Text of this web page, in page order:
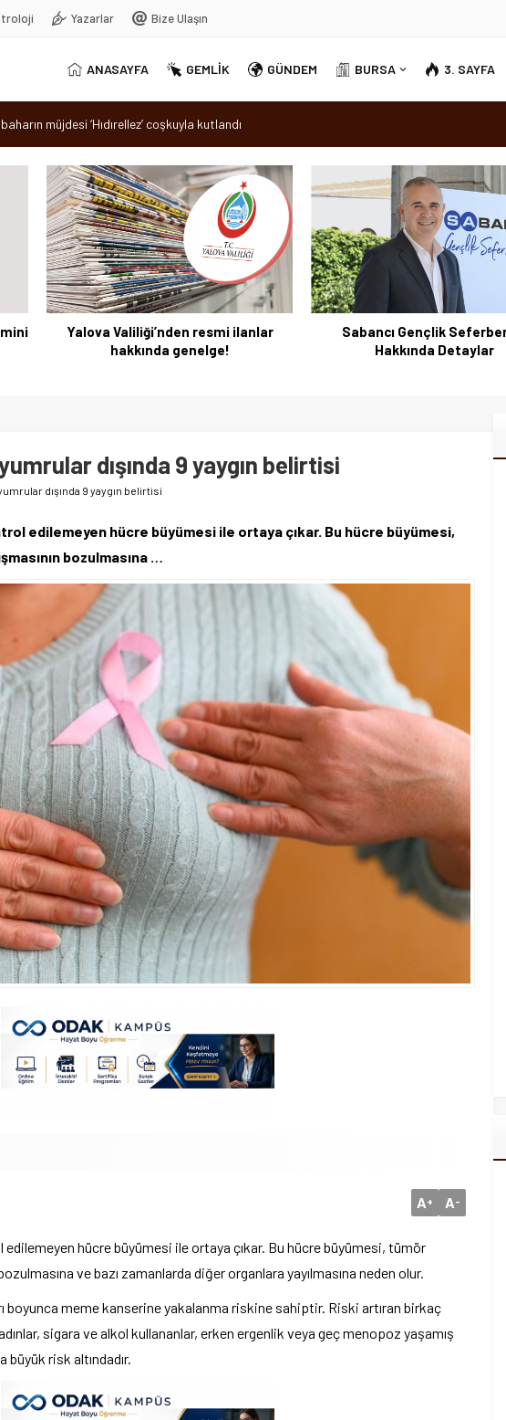
Yazarlar Bize Ulaşın
ANASAYFA GEMLİK GÜNDEM BURSA 3. SAYFA
evden çıktı, sırra kadem bastı
süreçlerinde “Ortak Akıl” dönemi
Coşkusu
otomobil alev alev yandı
baharın müjdesi ‘Hıdırellez’ coşkuyla kutlandı
Yalova Valiliği’nden resmi ilanlar
hakkında genelge!
Sabancı Gençlik
Hakkında Detaylar
dışında 9 yaygın belirtisi
dışında 9 yaygın belirtisi
edilemeyen hücre büyümesi ile ortaya çıkar. Bu hücre büyümesi,
bozulmasına …
A+ A-
hücre büyümesi ile ortaya çıkar. Bu hücre büyümesi, tümör
ve bazı zamanlarda diğer organlara yayılmasına neden olur.
boyunca meme kanserine yakalanma riskine sahiptir. Riski artıran birkaç
sigara ve alkol kullananlar, erken ergenlik veya geç menopoz yaşamış
büyük risk altındadır.